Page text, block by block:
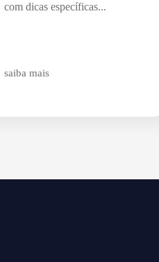
com dicas específicas...
saiba mais